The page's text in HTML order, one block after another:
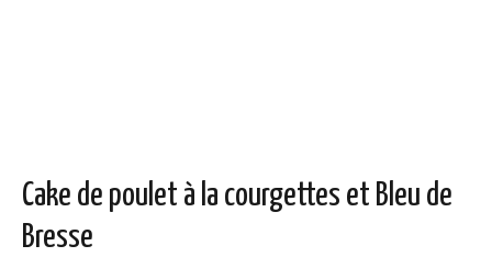
Cake de poulet à la courgettes et Bleu de
Bresse